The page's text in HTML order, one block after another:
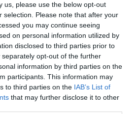
us, please use the below opt-out
selection. Please note that after your
you may continue seeing
on personal information utilized by
disclosed to third parties prior to
opt-out of the further
information by third parties on the
participants. This information may
to third parties on the IAB’s List of
that may further disclose it to other
pour un an et ils ont ainsi
essayer, comme toutes les
de se remettre sur pied».
communes sinistrées où
des permis de séjour:
de Bologna